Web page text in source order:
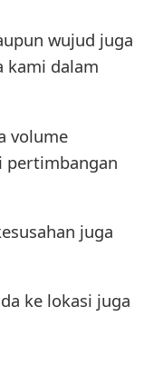
wujud juga
kami dalam
volume
pertimbangan
juga
ke lokasi juga